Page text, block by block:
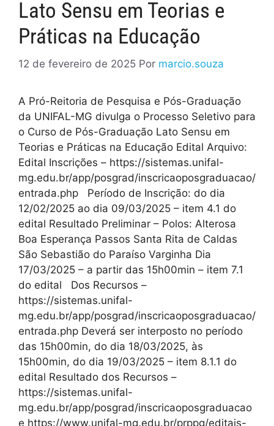
Lato Sensu em Teorias e
Práticas na Educação
12 de fevereiro de 2025 Por marcio.souza
A Pró-Reitoria de Pesquisa e Pós-Graduação
da UNIFAL-MG divulga o Processo Seletivo para
o Curso de Pós-Graduação Lato Sensu em
Teorias e Práticas na Educação Edital Arquivo:
Edital Inscrições – https://sistemas.unifal-
mg.edu.br/app/posgrad/inscricaoposgraduacao/
entrada.php Período de Inscrição: do dia
12/02/2025 ao dia 09/03/2025 – item 4.1 do
edital Resultado Preliminar – Polos: Alterosa
Boa Esperança Passos Santa Rita de Caldas
São Sebastião do Paraíso Varginha Dia
17/03/2025 – a partir das 15h00min – item 7.1
do edital Dos Recursos –
https://sistemas.unifal-
mg.edu.br/app/posgrad/inscricaoposgraduacao/
entrada.php Deverá ser interposto no período
das 15h00min, do dia 18/03/2025, às
15h00min, do dia 19/03/2025 – item 8.1.1 do
edital Resultado dos Recursos –
https://sistemas.unifal-
mg.edu.br/app/posgrad/inscricaoposgraduacao
e https://www.unifal-mg.edu.br/prppg/editais-